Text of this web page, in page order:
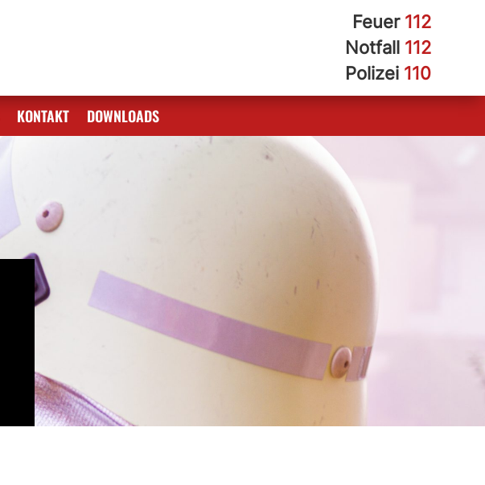
Feuer 112
Notfall 112
Polizei 110
KONTAKT DOWNLOADS